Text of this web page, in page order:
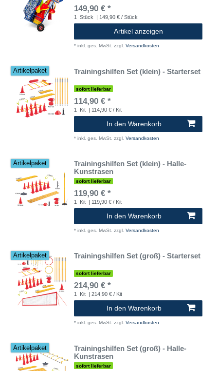
149,90 € *
1 Stück | 149,90 € / Stück
Artikel anzeigen
* inkl. ges. MwSt. zzgl. Versandkosten
Artikelpaket Trainingshilfen Set (klein) - Starterset
sofort lieferbar
114,90 € *
1 Kit | 114,90 € / Kit
In den Warenkorb
* inkl. ges. MwSt. zzgl. Versandkosten
Artikelpaket
Trainingshilfen Set (klein) - Halle-
Kunstrasen
sofort lieferbar
119,90 € *
1 Kit | 119,90 € / Kit
In den Warenkorb
* inkl. ges. MwSt. zzgl. Versandkosten
Artikelpaket Trainingshilfen Set (groß) - Starterset
sofort lieferbar
214,90 € *
1 Kit | 214,90 € / Kit
In den Warenkorb
* inkl. ges. MwSt. zzgl. Versandkosten
Artikelpaket
Trainingshilfen Set (groß) - Halle-
Kunstrasen
sofort lieferbar